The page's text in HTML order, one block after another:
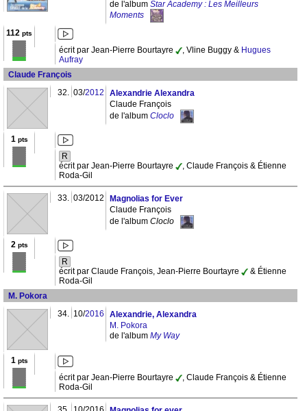
de l'album Star Academy : Les Meilleurs
Moments
112 pts
écrit par Jean-Pierre Bourtayre , Vline Buggy & Hugues
Aufray
Claude François
32. 03/2012
Alexandrie Alexandra
Claude François
de l'album Cloclo
1 pts
R
écrit par Jean-Pierre Bourtayre
, Claude François & Étienne
Roda-Gil
33. 03/2012
Magnolias for Ever
Claude François
de l'album Cloclo
2 pts
R
écrit par Claude François, Jean-Pierre Bourtayre
& Étienne
Roda-Gil
M. Pokora
34. 10/2016
Alexandrie, Alexandra
M. Pokora
de l'album My Way
1 pts
écrit par Jean-Pierre Bourtayre
, Claude François & Étienne
Roda-Gil